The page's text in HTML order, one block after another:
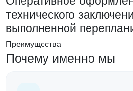
технического
выполненной
Преимущества
Почему именно мы